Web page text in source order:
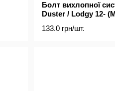
Болт вихлопної
Duster / Lodgy 12-
133.0 грн/шт.